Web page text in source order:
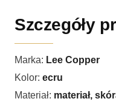
Szczegóły
Marka: Lee Copper
Kolor:ecru
Materiał: materiał,